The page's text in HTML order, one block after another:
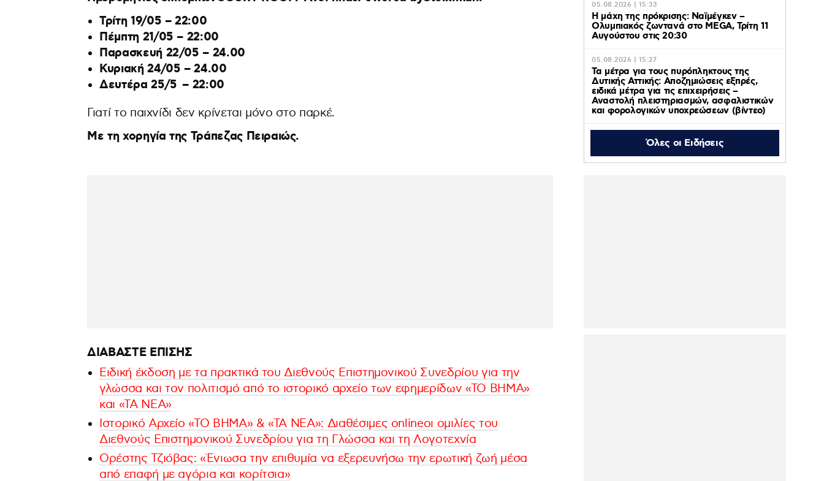
Τρίτη 19/05 – 22:00
Πέμπτη 21/05 – 22:00
Παρασκευή 22/05 – 24.00
Κυριακή 24/05 – 24.00
Δευτέρα 25/5 – 22:00
Γιατί το παιχνίδι δεν κρίνεται μόνο στο παρκέ.
Με τη χορηγία της Τράπεζας Πειραιώς.
ΔΙΑΒΑΣΤΕ ΕΠΙΣΗΣ
Ειδική έκδοση με τα πρακτικά του Διεθνούς Επιστημονικού Συνεδρίου για την
γλώσσα και τον πολιτισμό από το ιστορικό αρχείο των εφημερίδων «ΤΟ ΒΗΜΑ»
και «ΤΑ ΝΕΑ»
Ιστορικό Αρχείο «ΤΟ ΒΗΜΑ» & «ΤΑ ΝΕΑ»: Διαθέσιμες onlineoι ομιλίες του
Διεθνούς Επιστημονικού Συνεδρίου για τη Γλώσσα και τη Λογοτεχνία
Ορέστης Τζιόβας: «Ένιωσα την επιθυμία να εξερευνήσω την ερωτική ζωή μέσα
από επαφή με αγόρια και κορίτσια»
05.08.2026 | 15:33
Η μάχη της πρόκρισης: Ναϊμέγκεν –
Ολυμπιακός ζωντανά στο MEGA, Τρίτη 11
Αυγούστου στις 20:30
05.08.2026 | 15:27
Τα μέτρα για τους πυρόπληκτους της
Δυτικής Αττικής: Αποζημιώσεις εξπρές,
ειδικά μέτρα για τις επιχειρήσεις –
Αναστολή πλειστηριασμών, ασφαλιστικών
και φορολογικών υποχρεώσεων (βίντεο)
Όλες οι Ειδήσεις